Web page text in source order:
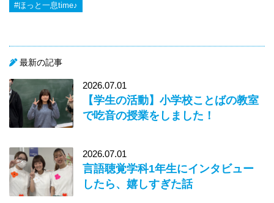
#ほっと一息time♪
最新の記事
2026.07.01
【学生の活動】小学校ことばの教室
で吃音の授業をしました！
2026.07.01
言語聴覚学科1年生にインタビュー
したら、嬉しすぎた話